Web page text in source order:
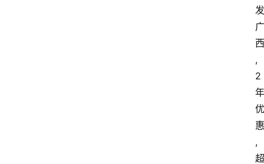
发
广
西
,
2
年
优
惠
,
超